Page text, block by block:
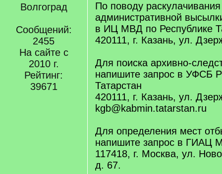
Волгоград
Сообщений:
2455
На сайте с
2010 г.
Рейтинг:
39671
По поводу
административной
в ИЦ МВД по Республике
420111, г. Казань, ул.
Для поиска архивно-
напишите запрос в УФСБ
Татарстан
420111, г. Казань, ул.
kgb@kabmin.tatarstan.ru
Для определения мест
напишите запрос в ГИАЦ
117418, г. Москва, ул.
д. 67.